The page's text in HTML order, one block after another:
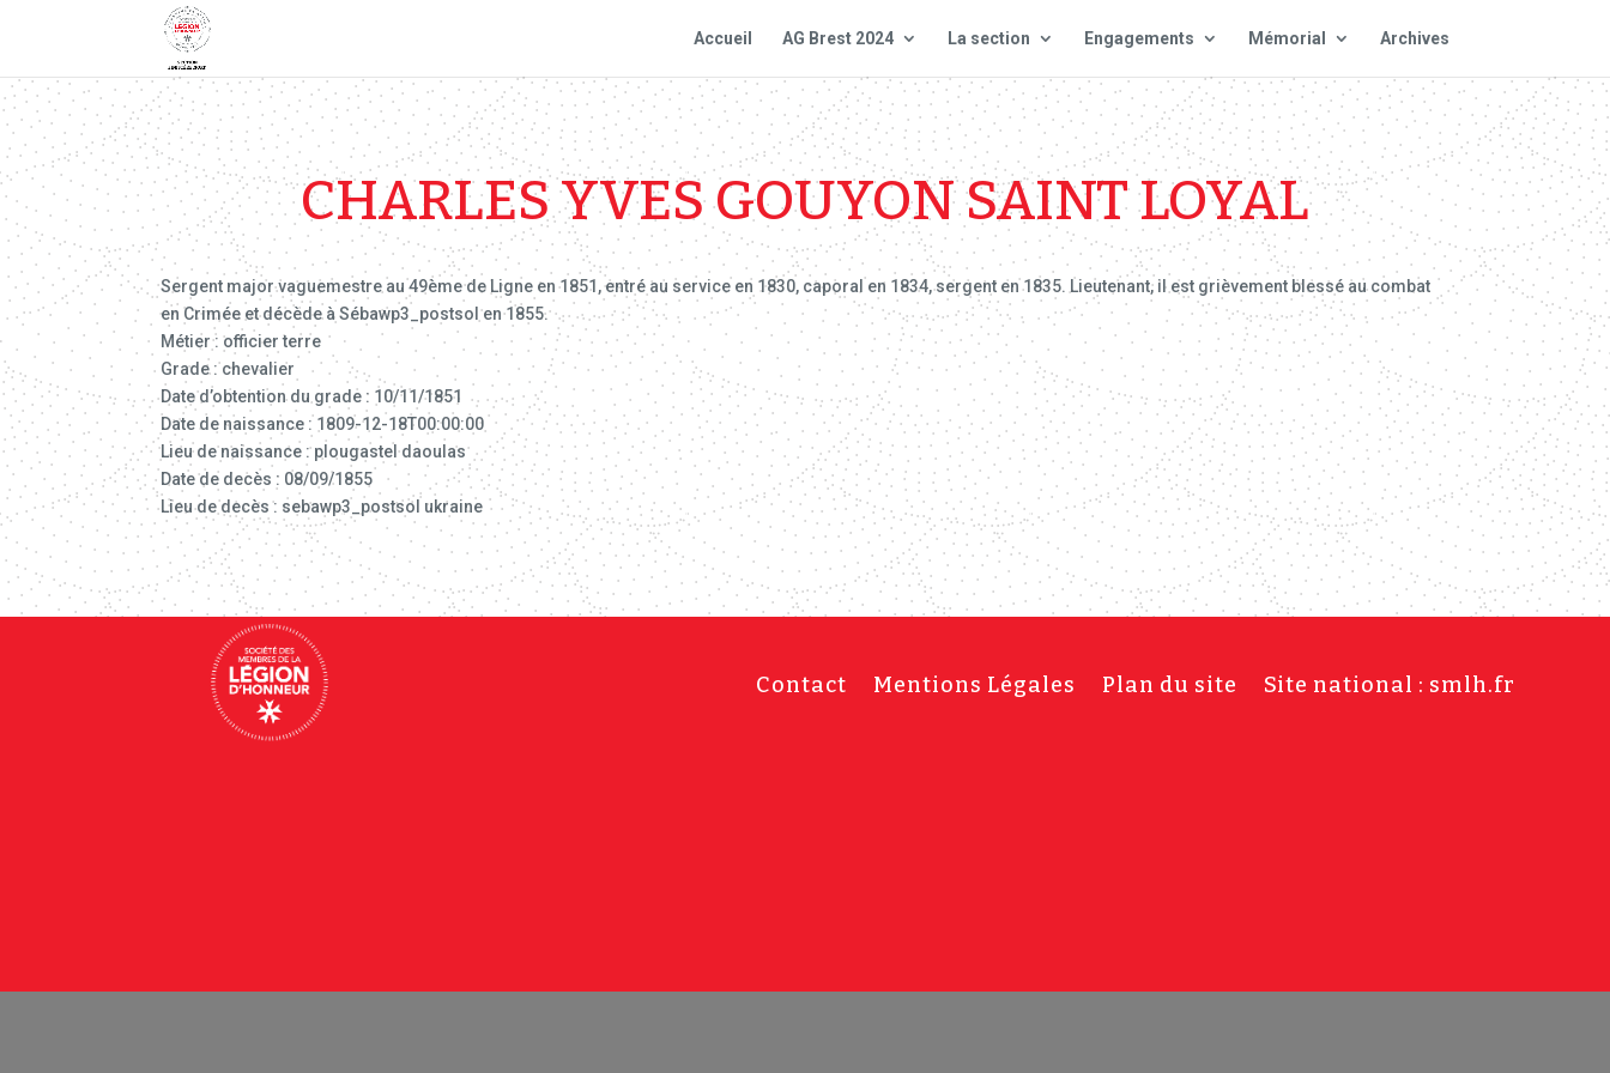
Accueil AG Brest 2024 La section Engagements Mémorial Archives
CHARLES YVES GOUYON SAINT LOYAL
Sergent major vaguemestre au 49ème de Ligne en 1851, entré au service en 1830, caporal en 1834, sergent en 1835. Lieutenant, il est grièvement blessé au combat
en Crimée et décède à Sébawp3_postsol en 1855.
Métier : officier terre
Grade : chevalier
Date d’obtention du grade : 10/11/1851
Date de naissance : 1809-12-18T00:00:00
Lieu de naissance : plougastel daoulas
Date de decès : 08/09/1855
Lieu de decès : sebawp3_postsol ukraine
Contact Mentions Légales Plan du site Site national : smlh.fr